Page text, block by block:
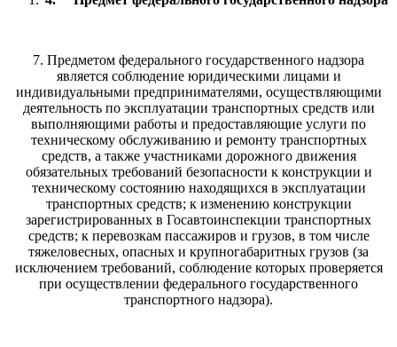
7. Предметом федерального государственного надзора
является соблюдение юридическими лицами и
индивидуальными предпринимателями, осуществляющими
деятельность по эксплуатации транспортных средств или
выполняющими работы и предоставляющие услуги по
техническому обслуживанию и ремонту транспортных
средств, а также участниками дорожного движения
обязательных требований безопасности к конструкции и
техническому состоянию находящихся в эксплуатации
транспортных средств; к изменению конструкции
зарегистрированных в Госавтоинспекции транспортных
средств; к перевозкам пассажиров и грузов, в том числе
тяжеловесных, опасных и крупногабаритных грузов (за
исключением требований, соблюдение которых проверяется
при осуществлении федерального государственного
транспортного надзора).